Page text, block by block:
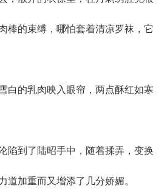
棒的束缚，哪怕套着清凉罗袜，它
的乳肉映入眼帘，两点酥红如寒
到了陆昭手中，随着揉弄，变换
道加重而又增添了几分娇媚。